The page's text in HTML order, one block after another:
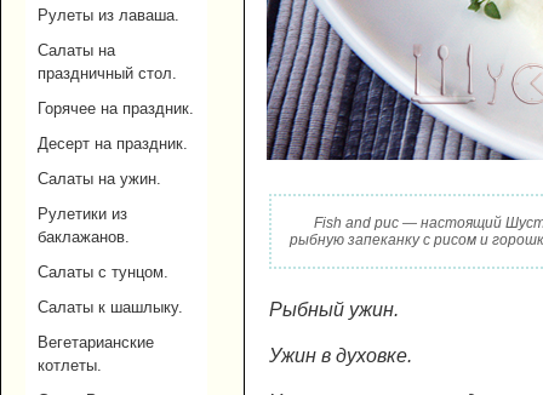
Рулеты из лаваша.
Салаты на
праздничный стол.
Горячее на праздник.
Десерт на праздник.
Салаты на ужин.
Рулетики из
баклажанов.
Салаты с тунцом.
Салаты к шашлыку.
Вегетарианские
котлеты.
Fish and рис — настоящий
рыбную запеканку с рисом и
Рыбный ужин.
Ужин в духовке.